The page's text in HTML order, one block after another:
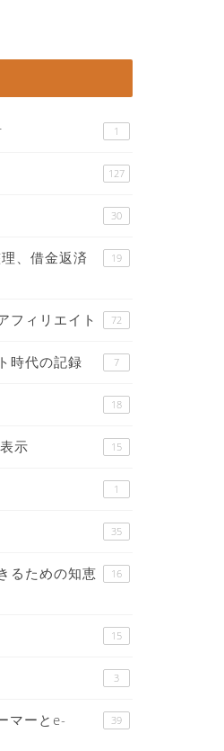
1
127
30
、借金返済
19
フィリエイト 72
時代の記録 7
18
示 15
1
35
るための知恵
16
15
3
マーとe-
39